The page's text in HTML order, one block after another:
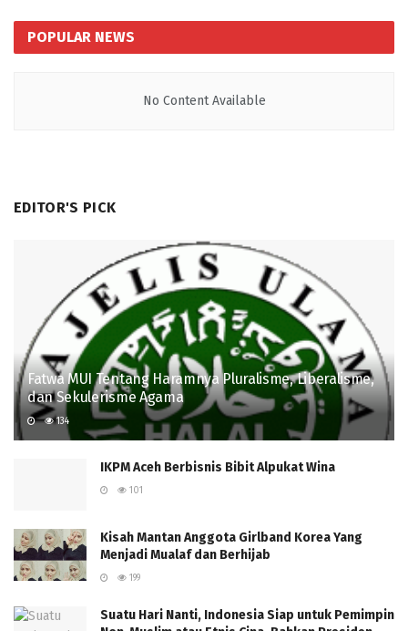
POPULAR NEWS
No Content Available
EDITOR'S PICK
Fatwa MUI Tentang Haramnya Pluralisme, Liberalisme,
dan Sekulerisme Agama
134
IKPM Aceh Berbisnis Bibit Alpukat Wina
101
Kisah Mantan Anggota Girlband Korea Yang
Menjadi Mualaf dan Berhijab
199
Suatu Hari Nanti, Indonesia Siap untuk Pemimpin